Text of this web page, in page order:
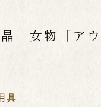
女物「アウ
具